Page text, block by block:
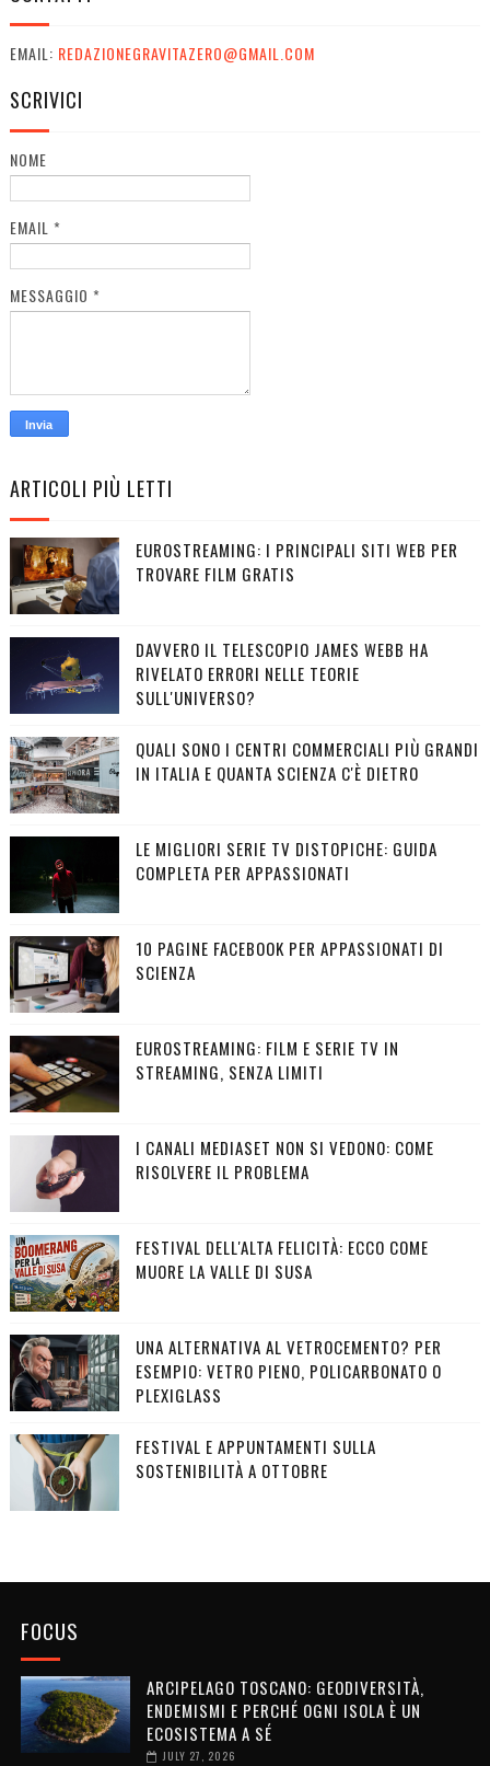
EMAIL: REDAZIONEGRAVITAZERO@GMAIL.COM
SCRIVICI
NOME
EMAIL *
MESSAGGIO *
ARTICOLI PIÙ LETTI
EUROSTREAMING: I PRINCIPALI SITI WEB PER
TROVARE FILM GRATIS
DAVVERO IL TELESCOPIO JAMES WEBB HA
RIVELATO ERRORI NELLE TEORIE
SULL'UNIVERSO?
QUALI SONO I CENTRI COMMERCIALI PIÙ GRANDI
IN ITALIA E QUANTA SCIENZA C'È DIETRO
LE MIGLIORI SERIE TV DISTOPICHE: GUIDA
COMPLETA PER APPASSIONATI
10 PAGINE FACEBOOK PER APPASSIONATI DI
SCIENZA
EUROSTREAMING: FILM E SERIE TV IN
STREAMING, SENZA LIMITI
I CANALI MEDIASET NON SI VEDONO: COME
RISOLVERE IL PROBLEMA
FESTIVAL DELL'ALTA FELICITÀ: ECCO COME
MUORE LA VALLE DI SUSA
UNA ALTERNATIVA AL VETROCEMENTO? PER
ESEMPIO: VETRO PIENO, POLICARBONATO O
PLEXIGLASS
FESTIVAL E APPUNTAMENTI SULLA
SOSTENIBILITÀ A OTTOBRE
FOCUS
ARCIPELAGO TOSCANO: GEODIVERSITÀ,
ENDEMISMI E PERCHÉ OGNI ISOLA È UN
ECOSISTEMA A SÉ
JULY 27, 2026